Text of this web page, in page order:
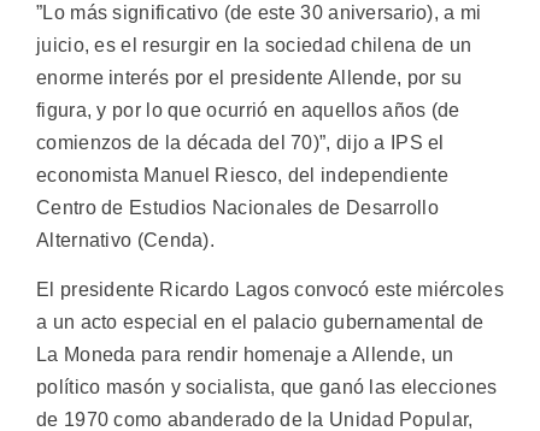
”Lo más significativo (de este 30 aniversario), a mi
juicio, es el resurgir en la sociedad chilena de un
enorme interés por el presidente Allende, por su
figura, y por lo que ocurrió en aquellos años (de
comienzos de la década del 70)”, dijo a IPS el
economista Manuel Riesco, del independiente
Centro de Estudios Nacionales de Desarrollo
Alternativo (Cenda).
El presidente Ricardo Lagos convocó este miércoles
a un acto especial en el palacio gubernamental de
La Moneda para rendir homenaje a Allende, un
político masón y socialista, que ganó las elecciones
de 1970 como abanderado de la Unidad Popular,